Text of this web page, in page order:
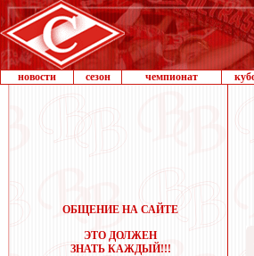
новости сезон чемпионат
ОБЩЕНИЕ НА САЙТЕ
ЭТО ДОЛЖЕН
ЗНАТЬ КАЖДЫЙ!!!